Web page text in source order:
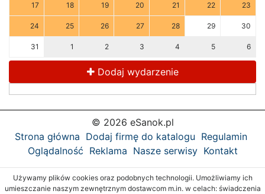
17 18 19 20 21 22 23
24 25 26 27 28 29 30
31 1 2 3 4 5 6
Dodaj wydarzenie
© 2026 eSanok.pl
Strona główna Dodaj firmę do katalogu Regulamin
Oglądalność Reklama Nasze serwisy Kontakt
Używamy plików cookies oraz podobnych technologii. Umożliwiamy ich
umieszczanie naszym zewnętrznym dostawcom m.in. w celach: świadczenia